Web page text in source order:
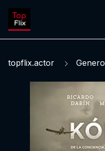
topflix.actor Genero